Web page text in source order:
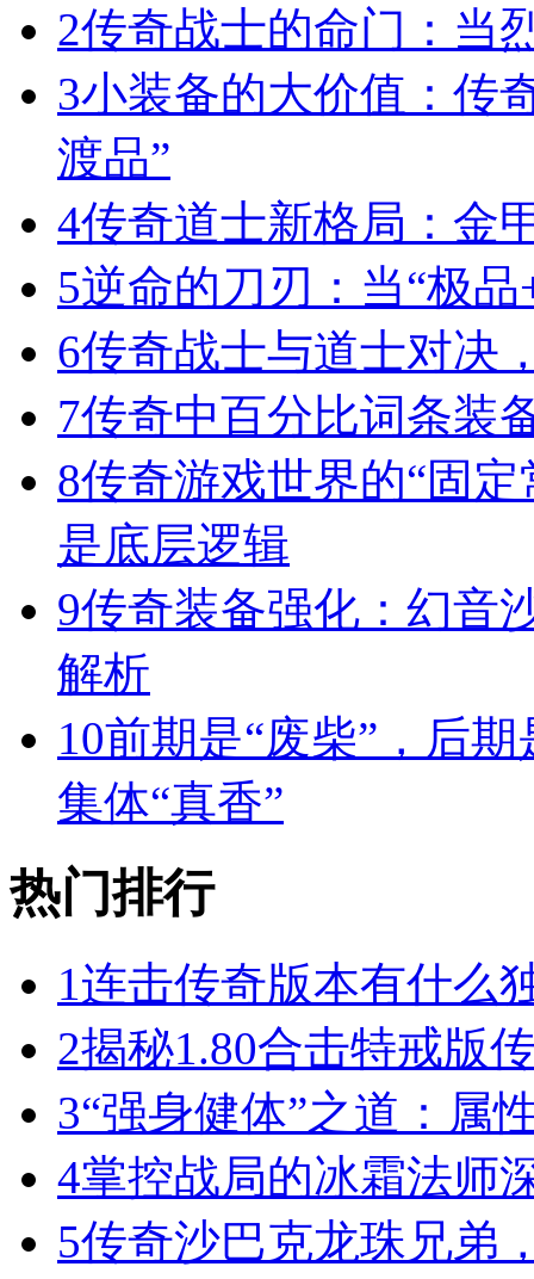
2传奇战士的命门：当
3小装备的大价值：传
渡品”
4传奇道士新格局：金
5逆命的刀刃：当“极
6传奇战士与道士对决
7传奇中百分比词条装
8传奇游戏世界的“固
是底层逻辑
9传奇装备强化：幻音
解析
10前期是“废柴”，后
集体“真香”
热门排行
1连击传奇版本有什么
2揭秘1.80合击特戒版
3“强身健体”之道：属
4掌控战局的冰霜法师
5传奇沙巴克龙珠兄弟